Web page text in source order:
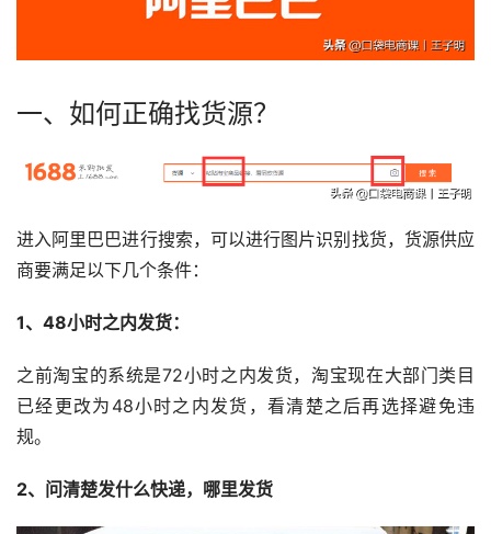
一、如何正确找货源？
进入阿里巴巴进行搜索，可以进行图片识别找货，货源供应
商要满足以下几个条件：
1、48小时之内发货：
之前淘宝的系统是72小时之内发货，淘宝现在大部门类目
已经更改为48小时之内发货，看清楚之后再选择避免违
规。
2、问清楚发什么快递，哪里发货